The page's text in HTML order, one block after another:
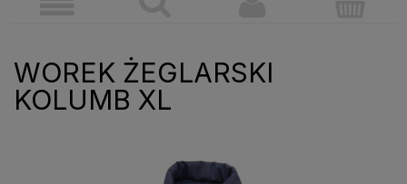
WOREK ŻEGLARSKI
KOLUMB XL